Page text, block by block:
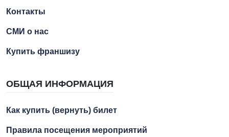
Контакты
СМИ о нас
Купить франшизу
ОБЩАЯ ИНФОРМАЦИЯ
Как купить (вернуть) билет
Правила посещения мероприятий